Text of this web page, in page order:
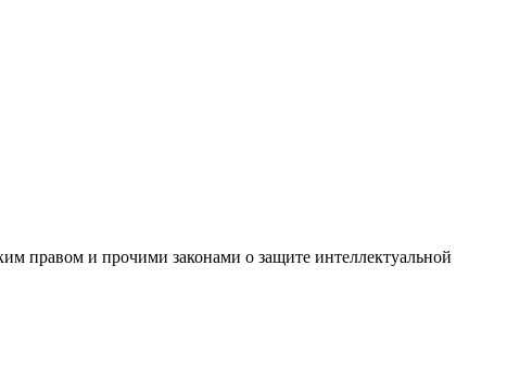
правом и прочими законами о защите интеллектуальной